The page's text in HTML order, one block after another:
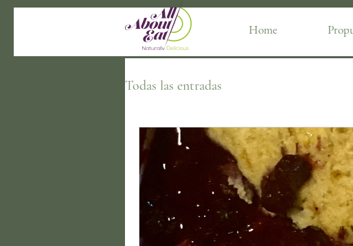
Home
Todas las entradas